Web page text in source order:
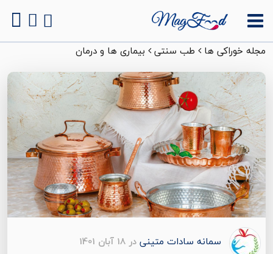
مجله خوراکی ها طب سنتی بیماری ها و درمان
سمانه سادات متینیدر 18 آبان 1401